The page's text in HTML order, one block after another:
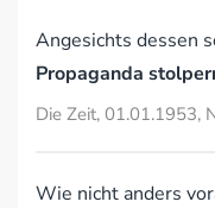
Angesichts dessen
Propaganda
Die Zeit, 01.01.1953,
Wie nicht anders